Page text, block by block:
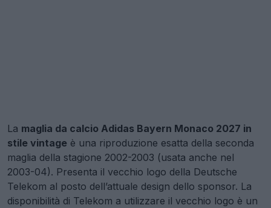
La maglia da calcio Adidas Bayern Monaco 2027 in
stile vintage è una riproduzione esatta della seconda
maglia della stagione 2002-2003 (usata anche nel
2003-04). Presenta il vecchio logo della Deutsche
Telekom al posto dell’attuale design dello sponsor. La
disponibilità di Telekom a utilizzare il vecchio logo è un